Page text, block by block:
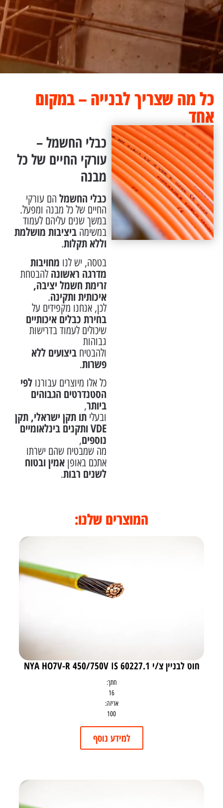
כל מה שצריך לבנייה – במקום
אחד
כבלי החשמל –
עורקי החיים של כל
מבנה
כבלי החשמל הם עורקי
החיים של כל מבנה ומפעל.
במשך שנים עליהם לעמוד
במשימה ביציבות מושלמת
וללא תקלות.
בטסה, יש לנו מחויבות
מדרגה ראשונה להבטחת
זרימת חשמל יציבה,
איכותית ותקינה.
לכן, אנחנו מקפידים על
בחירת כבלים איכותיים
שיכולים לעמוד בדרישות
גבוהות
ולהבטיח ביצועים ללא
פשרות.
כל אלו מיוצרים עבורנו לפי
הסטנדרטים הגבוהים
ביותר,
ובעלי תו תקן ישראלי, תקן
VDE ותקנים בינלאומיים
נוספים,
מה שמבטיח שהם ישרתו
אתכם באופן אמין ובטוח
לשנים רבות.
המוצרים שלנו:
חוט לבניין צ/י NYA HO7V-R 450/750V IS 60227.1
חתך:
16
אריזה:
100
למידע נוסף